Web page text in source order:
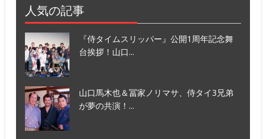
人気の記事
『侍タイムスリッパー』公開1周年記念舞
台挨拶！山口...
山口馬木也＆冨家ノリマサ、侍タイ3兄弟
が夢の共演！...